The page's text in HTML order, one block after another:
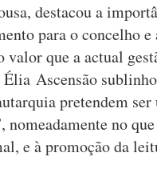
destacou a
para o concelho
que a actual
Ascensão
pretendem
no
e à promoção da